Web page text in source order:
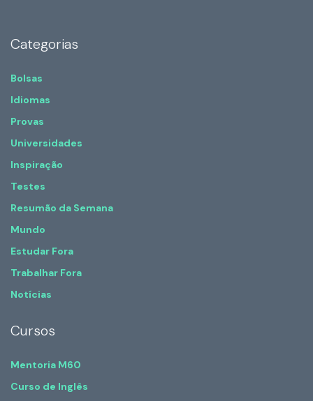
Categorias
Bolsas
Idiomas
Provas
Universidades
Inspiração
Testes
Resumão da Semana
Mundo
Estudar Fora
Trabalhar Fora
Notícias
Cursos
Mentoria M60
Curso de Inglês